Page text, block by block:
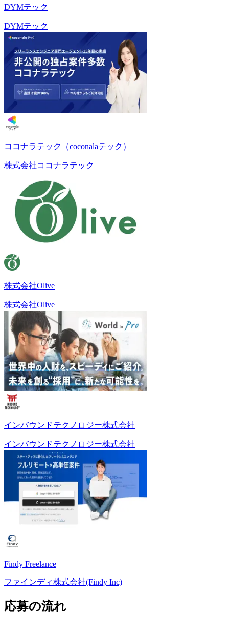
DYMテック
DYMテック
ココナラテック（coconalaテック）
株式会社ココナラテック
株式会社Olive
株式会社Olive
インバウンドテクノロジー株式会社
インバウンドテクノロジー株式会社
Findy Freelance
ファインディ株式会社(Findy Inc)
応募の流れ